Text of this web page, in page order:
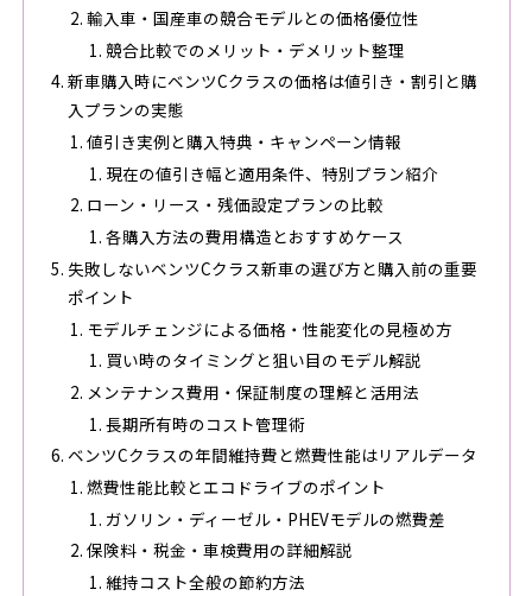
輸入車・国産車の競合モデルとの価格優位性
競合比較でのメリット・デメリット整理
新車購入時にベンツCクラスの価格は値引き・割引と購
入プランの実態
値引き実例と購入特典・キャンペーン情報
現在の値引き幅と適用条件、特別プラン紹介
ローン・リース・残価設定プランの比較
各購入方法の費用構造とおすすめケース
失敗しないベンツCクラス新車の選び方と購入前の重要
ポイント
モデルチェンジによる価格・性能変化の見極め方
買い時のタイミングと狙い目のモデル解説
メンテナンス費用・保証制度の理解と活用法
長期所有時のコスト管理術
ベンツCクラスの年間維持費と燃費性能はリアルデータ
燃費性能比較とエコドライブのポイント
ガソリン・ディーゼル・PHEVモデルの燃費差
保険料・税金・車検費用の詳細解説
維持コスト全般の節約方法